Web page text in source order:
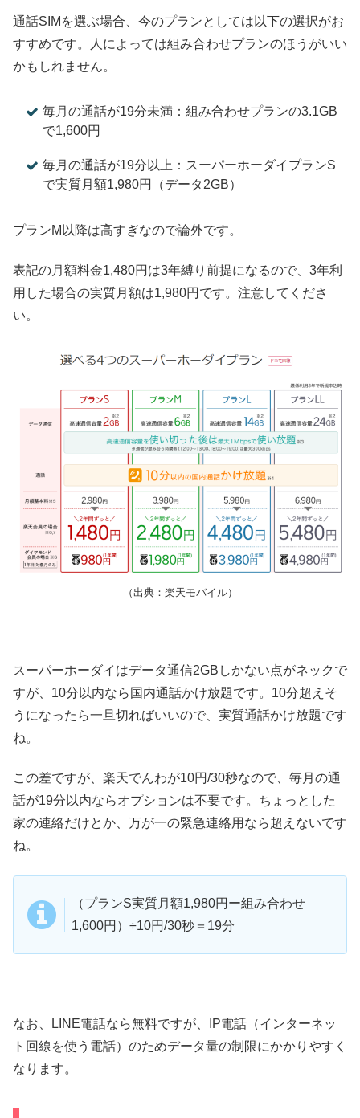
通話SIMを選ぶ場合、今のプランとしては以下の選択がお
すすめです。人によっては組み合わせプランのほうがいい
かもしれません。
毎月の通話が19分未満：組み合わせプランの3.1GB
で1,600円
毎月の通話が19分以上：スーパーホーダイプランS
で実質月額1,980円（データ2GB）
プランM以降は高すぎなので論外です。
表記の月額料金1,480円は3年縛り前提になるので、3年利
用した場合の実質月額は1,980円です。注意してくださ
い。
（出典：楽天モバイル）
スーパーホーダイはデータ通信2GBしかない点がネックで
すが、10分以内なら国内通話かけ放題です。10分超えそ
うになったら一旦切ればいいので、実質通話かけ放題です
ね。
この差ですが、楽天でんわが10円/30秒なので、毎月の通
話が19分以内ならオプションは不要です。ちょっとした
家の連絡だけとか、万が一の緊急連絡用なら超えないです
ね。
（プランS実質月額1,980円ー組み合わせ
1,600円）÷10円/30秒＝19分
なお、LINE電話なら無料ですが、IP電話（インターネッ
ト回線を使う電話）のためデータ量の制限にかかりやすく
なります。